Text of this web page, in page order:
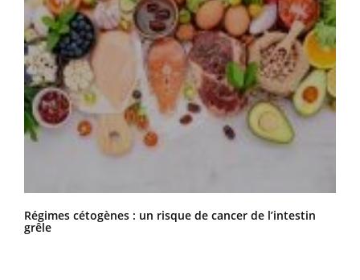
Régimes cétogènes : un risque de cancer de l’intestin
grêle